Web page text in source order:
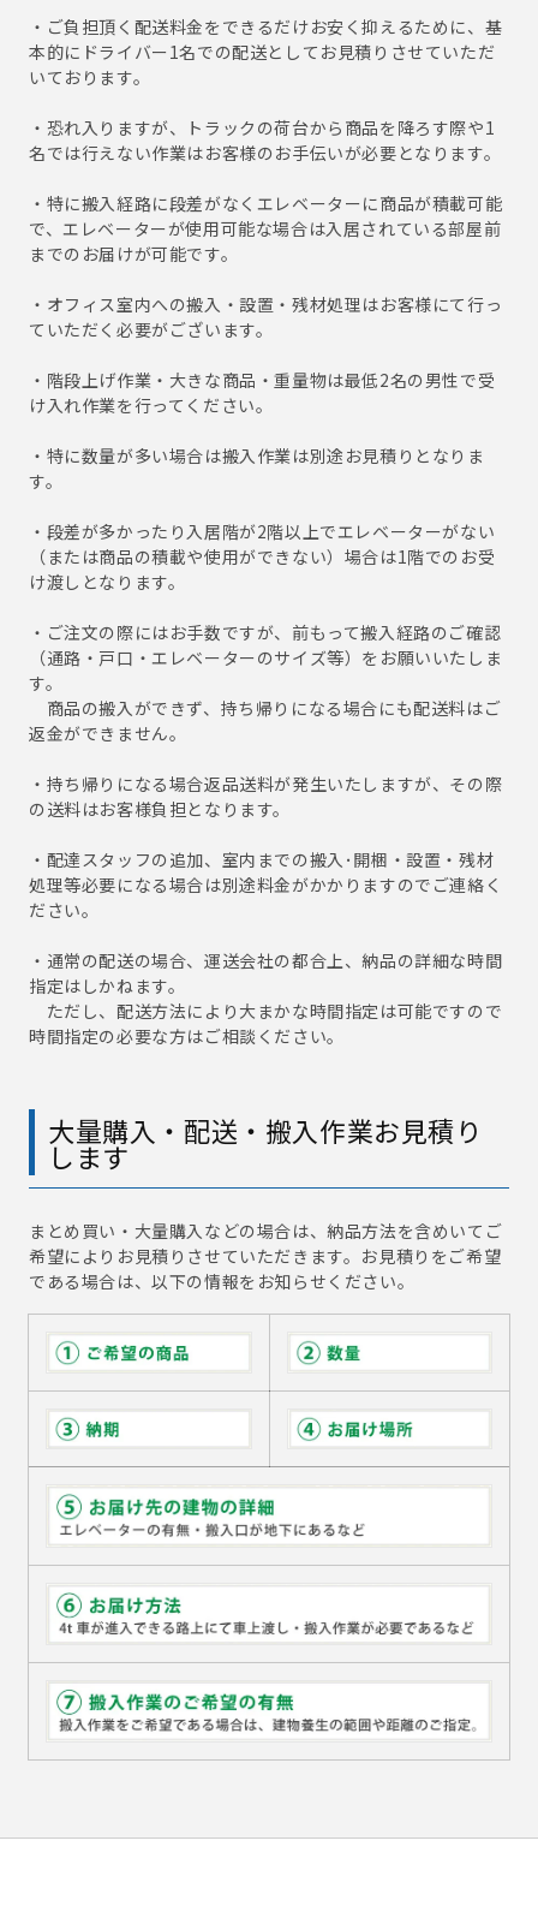
・ご負担頂く配送料金をできるだけお安く抑えるために、基
本的にドライバー1名での配送としてお見積りさせていただ
いております。
・恐れ入りますが、トラックの荷台から商品を降ろす際や1
名では行えない作業はお客様のお手伝いが必要となります。
・特に搬入経路に段差がなくエレベーターに商品が積載可能
で、エレベーターが使用可能な場合は入居されている部屋前
までのお届けが可能です。
・オフィス室内への搬入・設置・残材処理はお客様にて行っ
ていただく必要がございます。
・階段上げ作業・大きな商品・重量物は最低2名の男性で受
け入れ作業を行ってください。
・特に数量が多い場合は搬入作業は別途お見積りとなりま
す。
・段差が多かったり入居階が2階以上でエレベーターがない
（または商品の積載や使用ができない）場合は1階でのお受
け渡しとなります。
・ご注文の際にはお手数ですが、前もって搬入経路のご確認
（通路・戸口・エレベーターのサイズ等）をお願いいたしま
す。
商品の搬入ができず、持ち帰りになる場合にも配送料はご
返金ができません。
・持ち帰りになる場合返品送料が発生いたしますが、その際
の送料はお客様負担となります。
・配達スタッフの追加、室内までの搬入･開梱・設置・残材
処理等必要になる場合は別途料金がかかりますのでご連絡く
ださい。
・通常の配送の場合、運送会社の都合上、納品の詳細な時間
指定はしかねます。
ただし、配送方法により大まかな時間指定は可能ですので
時間指定の必要な方はご相談ください。
大量購入・配送・搬入作業お見積り
します
まとめ買い・大量購入などの場合は、納品方法を含めいてご
希望によりお見積りさせていただきます。お見積りをご希望
である場合は、以下の情報をお知らせください。